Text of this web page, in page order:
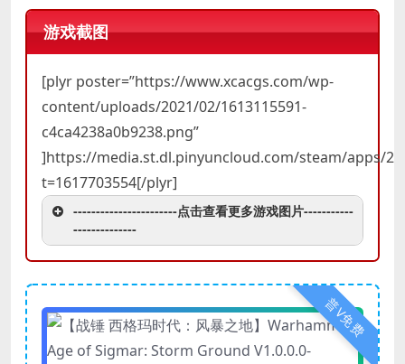
游戏截图
[plyr poster=”https://www.xcacgs.com/wp-
content/uploads/2021/02/1613115591-
c4ca4238a0b9238.png”
]https://media.st.dl.pinyuncloud.com/steam/apps/
t=1617703554[/plyr]
-----------------------点击查看更多游戏图片-----------
--------------
普V免费